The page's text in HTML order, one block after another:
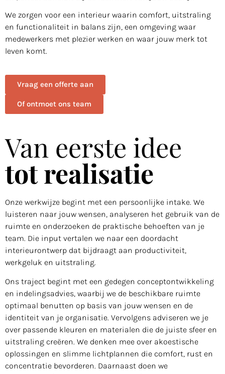
We zorgen voor een interieur waarin comfort, uitstraling
en functionaliteit in balans zijn, een omgeving waar
medewerkers met plezier werken en waar jouw merk tot
leven komt.
Vraag een offerte aan
Of ontmoet ons team
Van eerste idee
tot realisatie
Onze werkwijze begint met een persoonlijke intake. We
luisteren naar jouw wensen, analyseren het gebruik van de
ruimte en onderzoeken de praktische behoeften van je
team. Die input vertalen we naar een doordacht
interieurontwerp dat bijdraagt aan productiviteit,
werkgeluk en uitstraling.
Ons traject begint met een gedegen conceptontwikkeling
en indelingsadvies, waarbij we de beschikbare ruimte
optimaal benutten op basis van jouw wensen en de
identiteit van je organisatie. Vervolgens adviseren we je
over passende kleuren en materialen die de juiste sfeer en
uitstraling creëren. We denken mee over akoestische
oplossingen en slimme lichtplannen die comfort, rust en
concentratie bevorderen. Daarnaast doen we